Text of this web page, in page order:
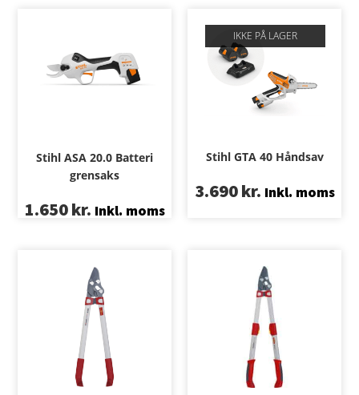
Stihl ASA 20.0 Batteri
grensaks
1.650kr. Inkl. moms
IKKE PÅ LAGER
Stihl GTA 40 Håndsav
3.690kr. Inkl. moms